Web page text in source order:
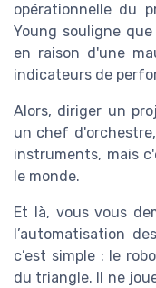
opérationnelle du
Young souligne
en raison d'une
indicateurs de
Alors, diriger un
un chef
instruments, mais
le monde.
Et là, vous vous
l’automatisation
c’est simple : le
du triangle. Il ne